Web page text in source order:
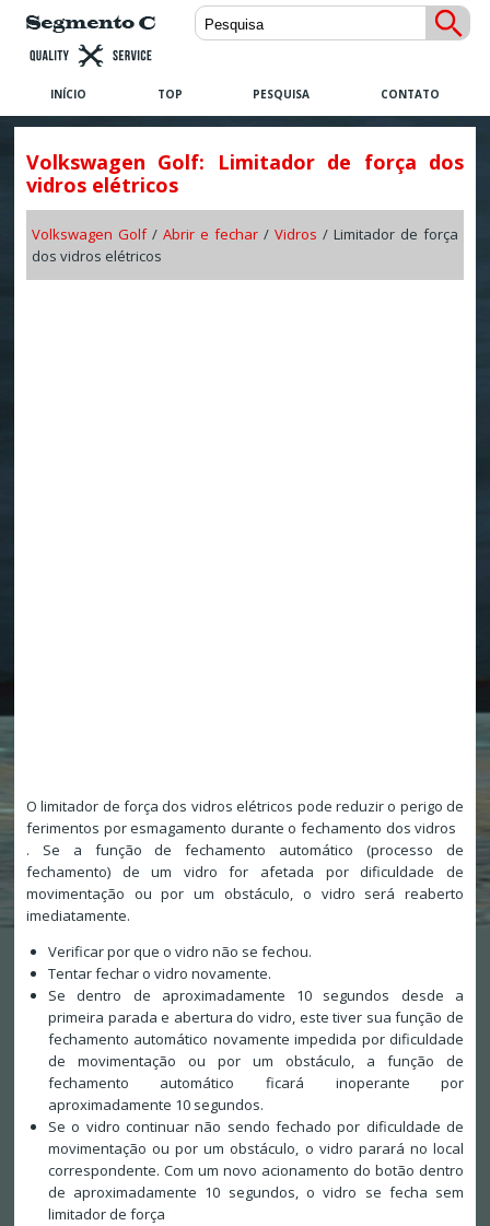
INÍCIO TOP PESQUISA CONTATO
Volkswagen Golf: Limitador de força dos
vidros elétricos
Volkswagen Golf/ Abrir e fechar /Vidros / Limitador de força
dos vidros elétricos
O limitador de força dos vidros elétricos pode reduzir o perigo de
ferimentos por esmagamento durante o fechamento dos vidros
. Se a função de fechamento automático (processo de
fechamento) de um vidro for afetada por dificuldade de
movimentação ou por um obstáculo, o vidro será reaberto
imediatamente.
Verificar por que o vidro não se fechou.
Tentar fechar o vidro novamente.
Se dentro de aproximadamente 10 segundos desde a
primeira parada e abertura do vidro, este tiver sua função de
fechamento automático novamente impedida por dificuldade
de movimentação ou por um obstáculo, a função de
fechamento automático ficará inoperante por
aproximadamente 10 segundos.
Se o vidro continuar não sendo fechado por dificuldade de
movimentação ou por um obstáculo, o vidro parará no local
correspondente. Com um novo acionamento do botão dentro
de aproximadamente 10 segundos, o vidro se fecha sem
limitador de força